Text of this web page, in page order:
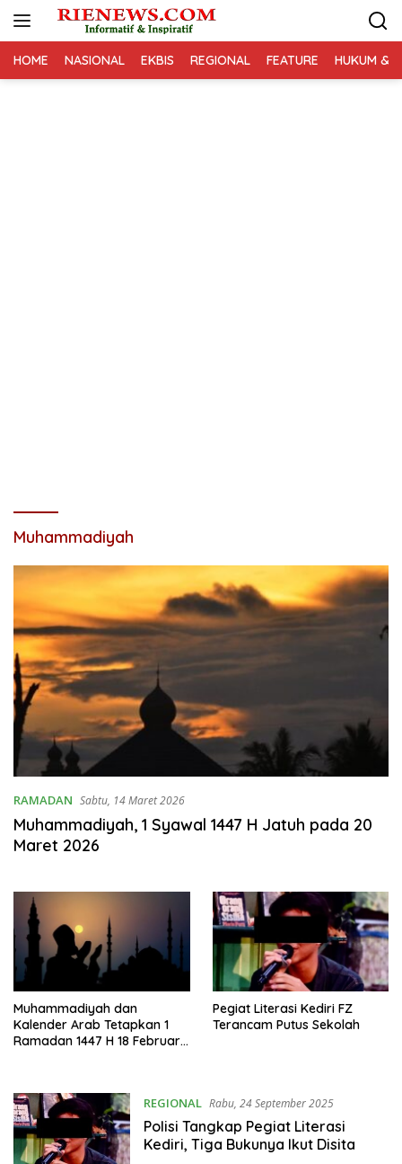
HOME NASIONAL EKBIS REGIONAL FEATURE HUKUM &
Muhammadiyah
RAMADAN Sabtu, 14 Maret 2026
Muhammadiyah, 1 Syawal 1447 H Jatuh pada 20
Maret 2026
Muhammadiyah dan
Kalender Arab Tetapkan 1
Ramadan 1447 H 18 Februari
Pegiat Literasi Kediri FZ
Terancam Putus Sekolah
REGIONAL Rabu, 24 September 2025
Polisi Tangkap Pegiat Literasi
Kediri, Tiga Bukunya Ikut Disita